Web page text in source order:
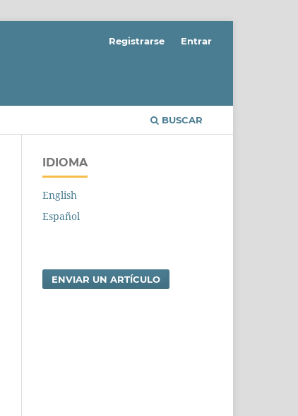
BUSCAR
Registrarse Entrar
IDIOMA
English
Español
ENVIAR UN ARTÍCULO